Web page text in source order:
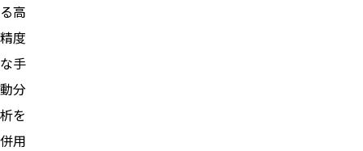
る高
精度
な手
動分
析を
併用